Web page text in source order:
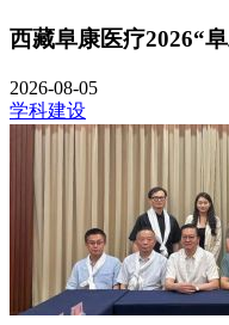
西藏阜康医疗2026“
2026-08-05
学科建设